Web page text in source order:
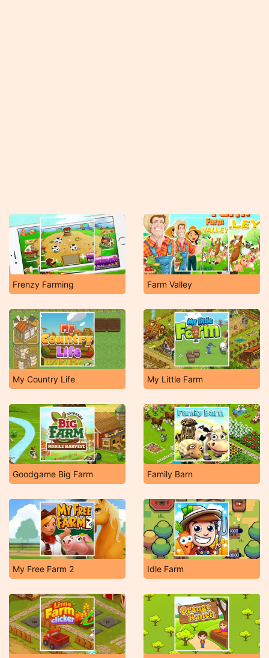
Frenzy Farming Farm Valley
My Country Life My Little Farm
Goodgame Big Farm Family Barn
My Free Farm 2 Idle Farm